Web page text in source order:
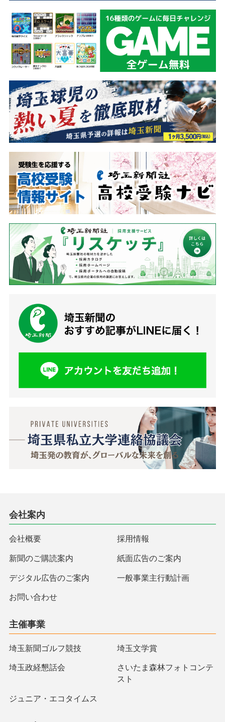
会社案内
会社概要 採用情報
新聞のご購読案内 紙面広告のご案内
デジタル広告のご案内 一般事業主行動計画
お問い合わせ
主催事業
埼玉新聞ゴルフ競技 埼玉文学賞
埼玉政経懇話会
さいたま森林フォトコンテ
スト
ジュニア・エコタイムス